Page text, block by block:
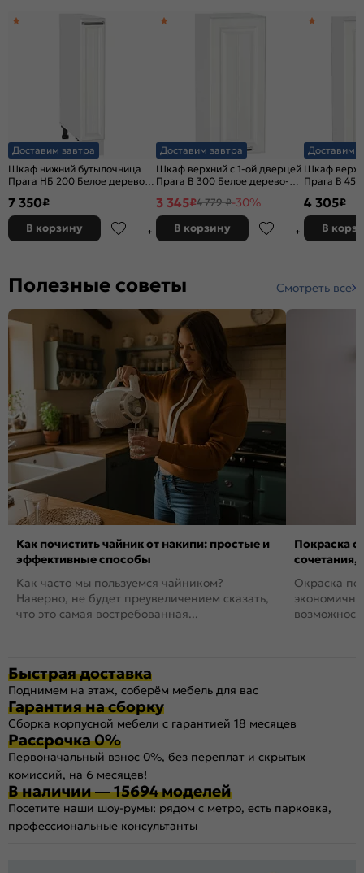
Доставим завтра
Шкаф нижний бутылочница
Прага НБ 200 Белое дерево-
7 350₽
В корзину
Доставим завтра
Шкаф верхний с 1-ой дверцей
Прага В 300 Белое дерево-
3 345₽4 779 ₽-30%
В корзину
Доставим
Шкаф
Прага В
4 305₽
В
Полезные советы Смотреть все
Как почистить чайник от накипи: простые и
эффективные способы
Как часто мы пользуемся чайником?
Наверно, не будет преувеличением сказать,
что это самая востребованная...
Покраска
сочетания,
Окраска
Быстрая доставка
Поднимем на этаж, соберём мебель для вас
Гарантия на сборку
Сборка корпусной мебели с гарантией 18 месяцев
Рассрочка 0%
Первоначальный взнос 0%, без переплат и скрытых
комиссий, на 6 месяцев!
В наличии — 15694 моделей
Посетите наши шоу-румы: рядом с метро, есть парковка,
профессиональные консультанты